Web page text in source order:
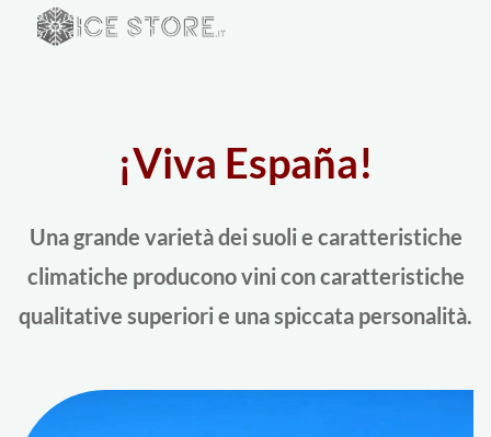
¡Viva España!
Una grande varietà dei suoli e caratteristiche
climatiche producono vini con caratteristiche
qualitative superiori e una spiccata personalità.